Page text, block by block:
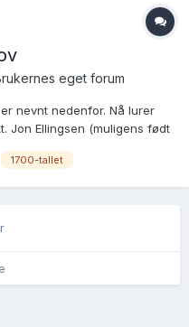
eget forum
nevnt nedenfor. Nå lurer
Jon Ellingsen (muligens født
1764) Paret var bosatt på...
1700-tallet